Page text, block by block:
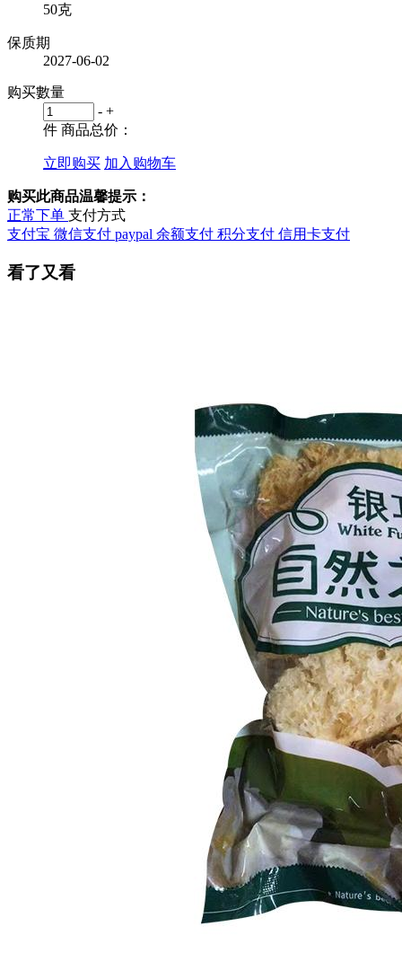
50克
保质期
2027-06-02
购买數量
- +
件 商品总价：
立即购买 加入购物车
购买此商品温馨提示：
正常下单 支付方式
支付宝 微信支付 paypal 余额支付 积分支付 信用卡支付
看了又看